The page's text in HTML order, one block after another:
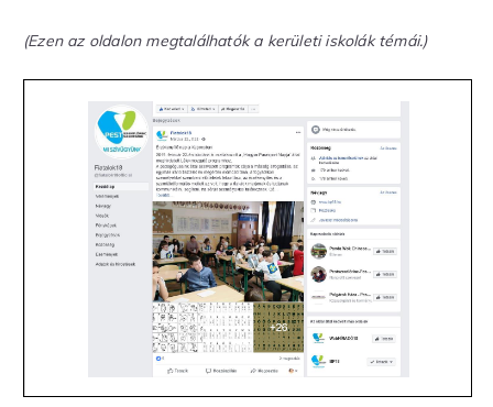
(Ezen az oldalon megtalálhatók a kerületi iskolák témái.)